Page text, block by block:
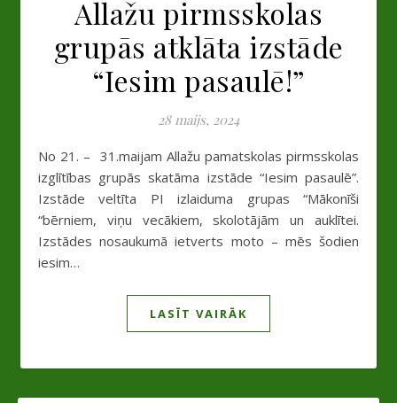
Allažu pirmsskolas
grupās atklāta izstāde
“Iesim pasaulē!”
28 maijs, 2024
No 21. – 31.maijam Allažu pamatskolas pirmsskolas
izglītības grupās skatāma izstāde “Iesim pasaulē”.
Izstāde veltīta PI izlaiduma grupas “Mākonīši
“bērniem, viņu vecākiem, skolotājām un auklītei.
Izstādes nosaukumā ietverts moto – mēs šodien
iesim…
LASĪT VAIRĀK